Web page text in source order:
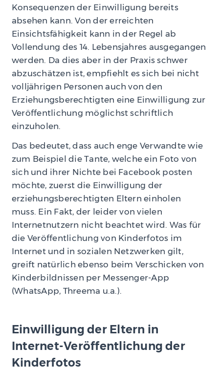
Konsequenzen der Einwilligung bereits
absehen kann. Von der erreichten
Einsichtsfähigkeit kann in der Regel ab
Vollendung des 14. Lebensjahres ausgegangen
werden. Da dies aber in der Praxis schwer
abzuschätzen ist, empfiehlt es sich bei nicht
volljährigen Personen auch von den
Erziehungsberechtigten eine Einwilligung zur
Veröffentlichung möglichst schriftlich
einzuholen.
Das bedeutet, dass auch enge Verwandte wie
zum Beispiel die Tante, welche ein Foto von
sich und ihrer Nichte bei Facebook posten
möchte, zuerst die Einwilligung der
erziehungsberechtigten Eltern einholen
muss. Ein Fakt, der leider von vielen
Internetnutzern nicht beachtet wird. Was für
die Veröffentlichung von Kinderfotos im
Internet und in sozialen Netzwerken gilt,
greift natürlich ebenso beim Verschicken von
Kinderbildnissen per Messenger-App
(WhatsApp, Threema u.a.).
Einwilligung der Eltern in
Internet-Veröffentlichung der
Kinderfotos